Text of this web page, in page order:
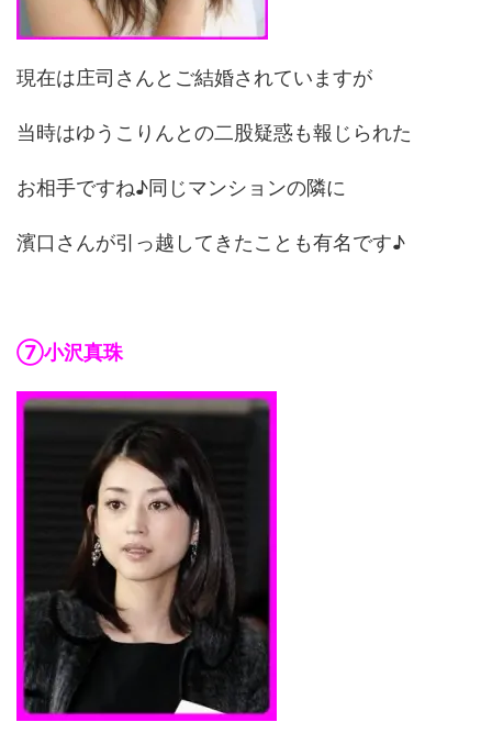
現在は庄司さんとご結婚されていますが
当時はゆうこりんとの二股疑惑も報じられた
お相手ですね♪同じマンションの隣に
濱口さんが引っ越してきたことも有名です♪
⑦小沢真珠